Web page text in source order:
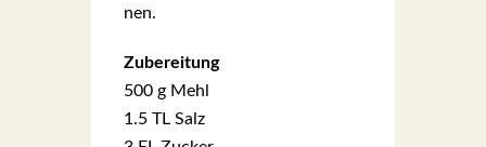
nen.
Zube­rei­tung
500 g Mehl
1.5 TL Salz